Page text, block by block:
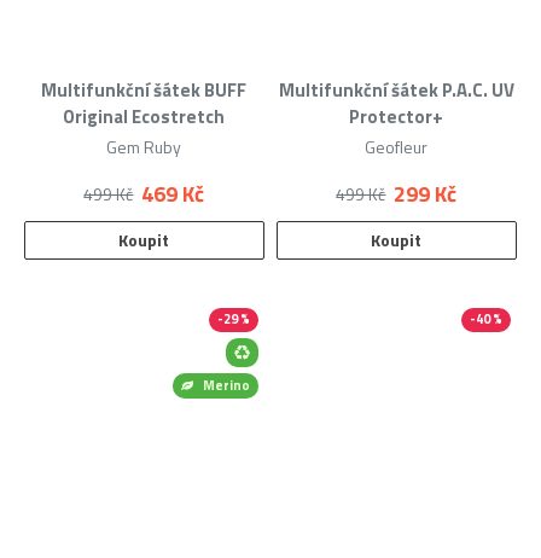
Multifunkční šátek BUFF
Original Ecostretch
Gem Ruby
469 Kč
499 Kč
Koupit
Multifunkční šátek P.A.C. UV
Protector+
Geofleur
299 Kč
499 Kč
Koupit
Merino
-29 % -40 %